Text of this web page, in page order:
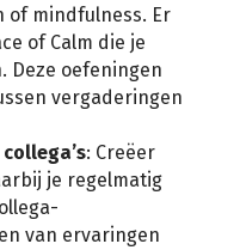
of mindfulness. Er
of Calm die je
Deze oefeningen
vergaderingen
: Creëer
je regelmatig
van ervaringen